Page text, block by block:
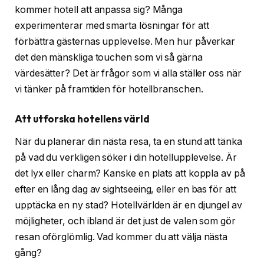
kommer hotell att anpassa sig? Många
experimenterar med smarta lösningar för att
förbättra gästernas upplevelse. Men hur påverkar
det den mänskliga touchen som vi så gärna
värdesätter? Det är frågor som vi alla ställer oss när
vi tänker på framtiden för hotellbranschen.
Att utforska hotellens värld
När du planerar din nästa resa, ta en stund att tänka
på vad du verkligen söker i din hotellupplevelse. Är
det lyx eller charm? Kanske en plats att koppla av på
efter en lång dag av sightseeing, eller en bas för att
upptäcka en ny stad? Hotellvärlden är en djungel av
möjligheter, och ibland är det just de valen som gör
resan oförglömlig. Vad kommer du att välja nästa
gång?